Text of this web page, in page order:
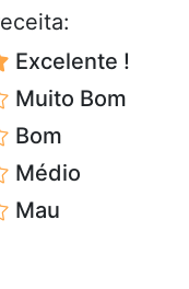
Excelente !
Muito Bom
Bom
Médio
Mau